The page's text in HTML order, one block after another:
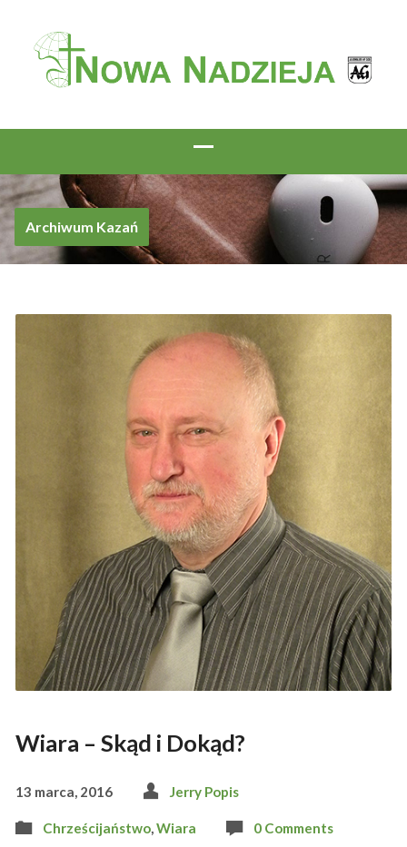
Archiwum Kazań
Wiara – Skąd i Dokąd?
13 marca, 2016 Jerry Popis
Chrześcijaństwo, Wiara 0 Comments